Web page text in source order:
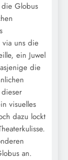
Globus
via uns die
ein Juwel
die
visuelles
dazu lockt
an.